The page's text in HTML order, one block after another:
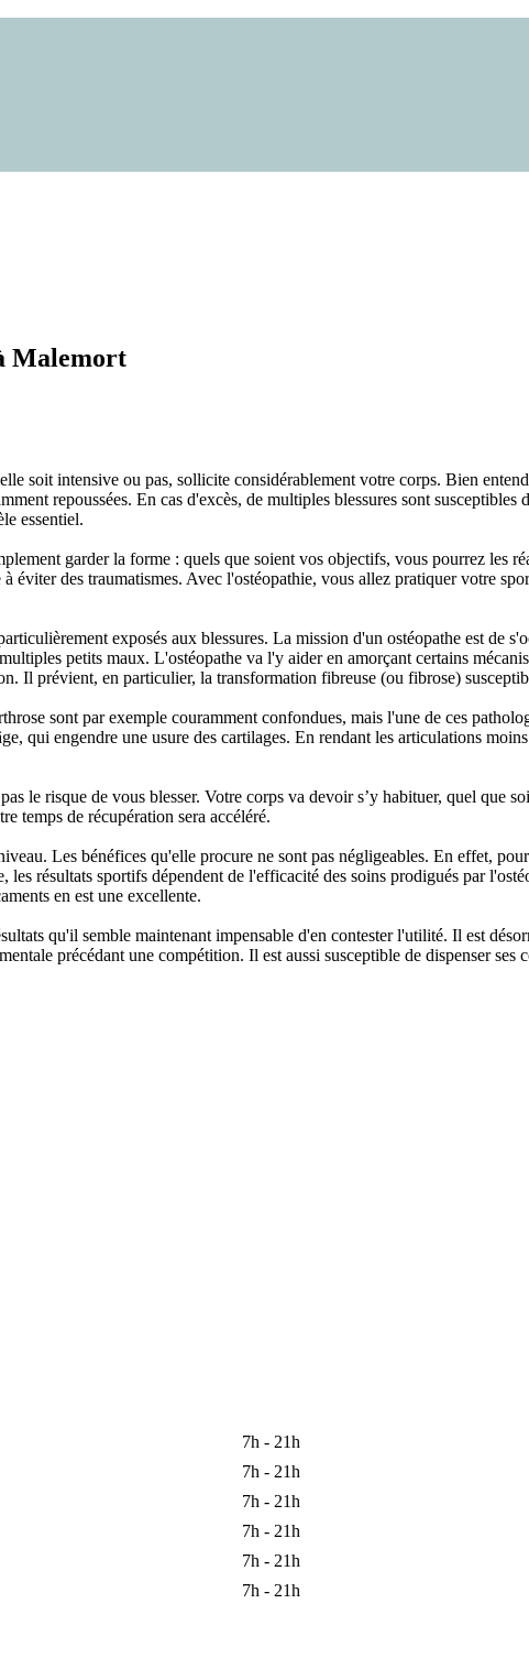
Malemort
soit intensive ou pas, sollicite considérablement votre corps. Bien
repoussées. En cas d'excès, de multiples blessures sont
essentiel.
garder la forme : quels que soient vos objectifs, vous pourrez les
éviter des traumatismes. Avec l'ostéopathie, vous allez pratiquer votre
exposés aux blessures. La mission d'un ostéopathe est de
petits maux. L'ostéopathe va l'y aider en amorçant certains
Il prévient, en particulier, la transformation fibreuse (ou fibrose)
sont par exemple couramment confondues, mais l'une de ces
qui engendre une usure des cartilages. En rendant les articulations
le risque de vous blesser. Votre corps va devoir s’y habituer, quel que
temps de récupération sera accéléré.
Les bénéfices qu'elle procure ne sont pas négligeables. En effet,
résultats sportifs dépendent de l'efficacité des soins prodigués par
en est une excellente.
qu'il semble maintenant impensable d'en contester l'utilité. Il est
précédant une compétition. Il est aussi susceptible de dispenser ses
7h - 21h
7h - 21h
7h - 21h
7h - 21h
7h - 21h
7h - 21h